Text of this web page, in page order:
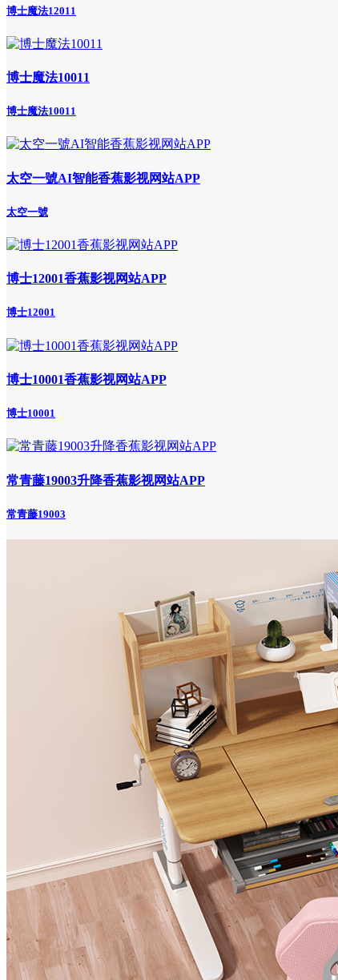
博士魔法12011
博士魔法10011
博士魔法10011
太空一號AI智能香蕉影视网站APP
太空一號
博士12001香蕉影视网站APP
博士12001
博士10001香蕉影视网站APP
博士10001
常青藤19003升降香蕉影视网站APP
常青藤19003